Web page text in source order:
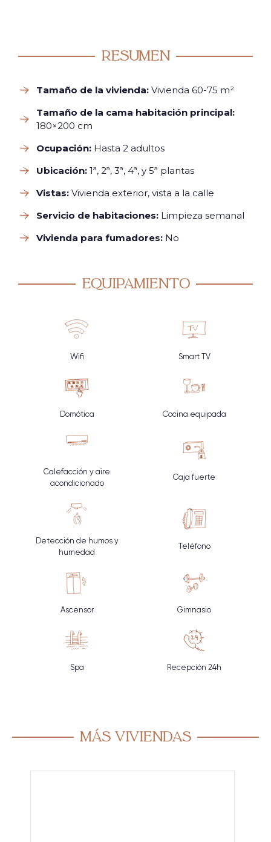
Resumen
Tamaño de la vivienda: Vivienda 60-75 m²
Tamaño de la cama habitación principal:
180×200 cm
Ocupación: Hasta 2 adultos
Ubicación: 1ª, 2ª, 3ª, 4ª, y 5ª plantas
Vistas: Vivienda exterior, vista a la calle
Servicio de habitaciones: Limpieza semanal
Vivienda para fumadores: No
Equipamiento
Wifi Smart TV
Domótica Cocina equipada
Calefacción y aire
acondicionado
Caja fuerte
Detección de humos y
humedad
Teléfono
Ascensor Gimnasio
Spa Recepción 24h
Más viviendas